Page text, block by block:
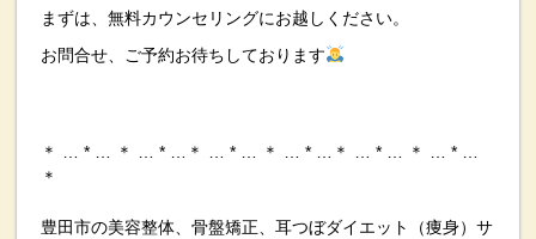
まずは、無料カウンセリングにお越しください。
お問合せ、ご予約お待ちしております
＊ … * … ＊ … * …＊ … * … ＊ … * …＊ … * … ＊ … * …
＊
豊田市の美容整体、骨盤矯正、耳つぼダイエット（痩身）サ